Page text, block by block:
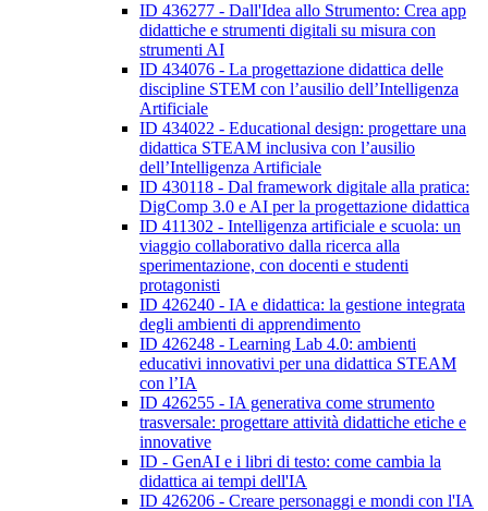
ID 436277 - Dall'Idea allo Strumento: Crea app
didattiche e strumenti digitali su misura con
strumenti AI
ID 434076 - La progettazione didattica delle
discipline STEM con l’ausilio dell’Intelligenza
Artificiale
ID 434022 - Educational design: progettare una
didattica STEAM inclusiva con l’ausilio
dell’Intelligenza Artificiale
ID 430118 - Dal framework digitale alla pratica:
DigComp 3.0 e AI per la progettazione didattica
ID 411302 - Intelligenza artificiale e scuola: un
viaggio collaborativo dalla ricerca alla
sperimentazione, con docenti e studenti
protagonisti
ID 426240 - IA e didattica: la gestione integrata
degli ambienti di apprendimento
ID 426248 - Learning Lab 4.0: ambienti
educativi innovativi per una didattica STEAM
con l’IA
ID 426255 - IA generativa come strumento
trasversale: progettare attività didattiche etiche e
innovative
ID - GenAI e i libri di testo: come cambia la
didattica ai tempi dell'IA
ID 426206 - Creare personaggi e mondi con l'IA